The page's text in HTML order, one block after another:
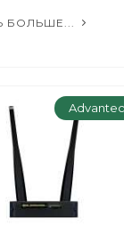
БОЛЬШЕ...